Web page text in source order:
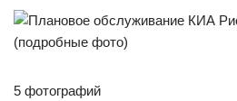
5 фотографий